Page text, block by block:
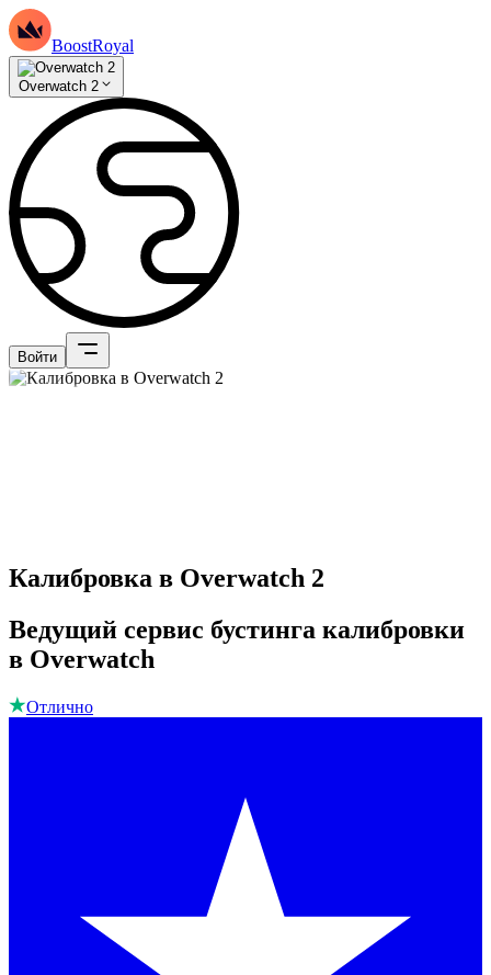
BoostRoyal
Overwatch 2
Войти
Калибровка в Overwatch 2
Ведущий сервис бустинга калибровки
в Overwatch
Отлично